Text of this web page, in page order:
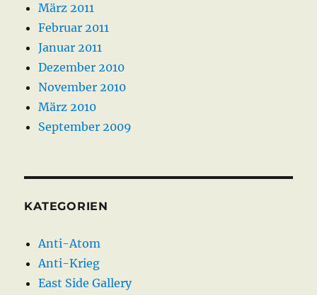
März 2011
Februar 2011
Januar 2011
Dezember 2010
November 2010
März 2010
September 2009
KATEGORIEN
Anti-Atom
Anti-Krieg
East Side Gallery